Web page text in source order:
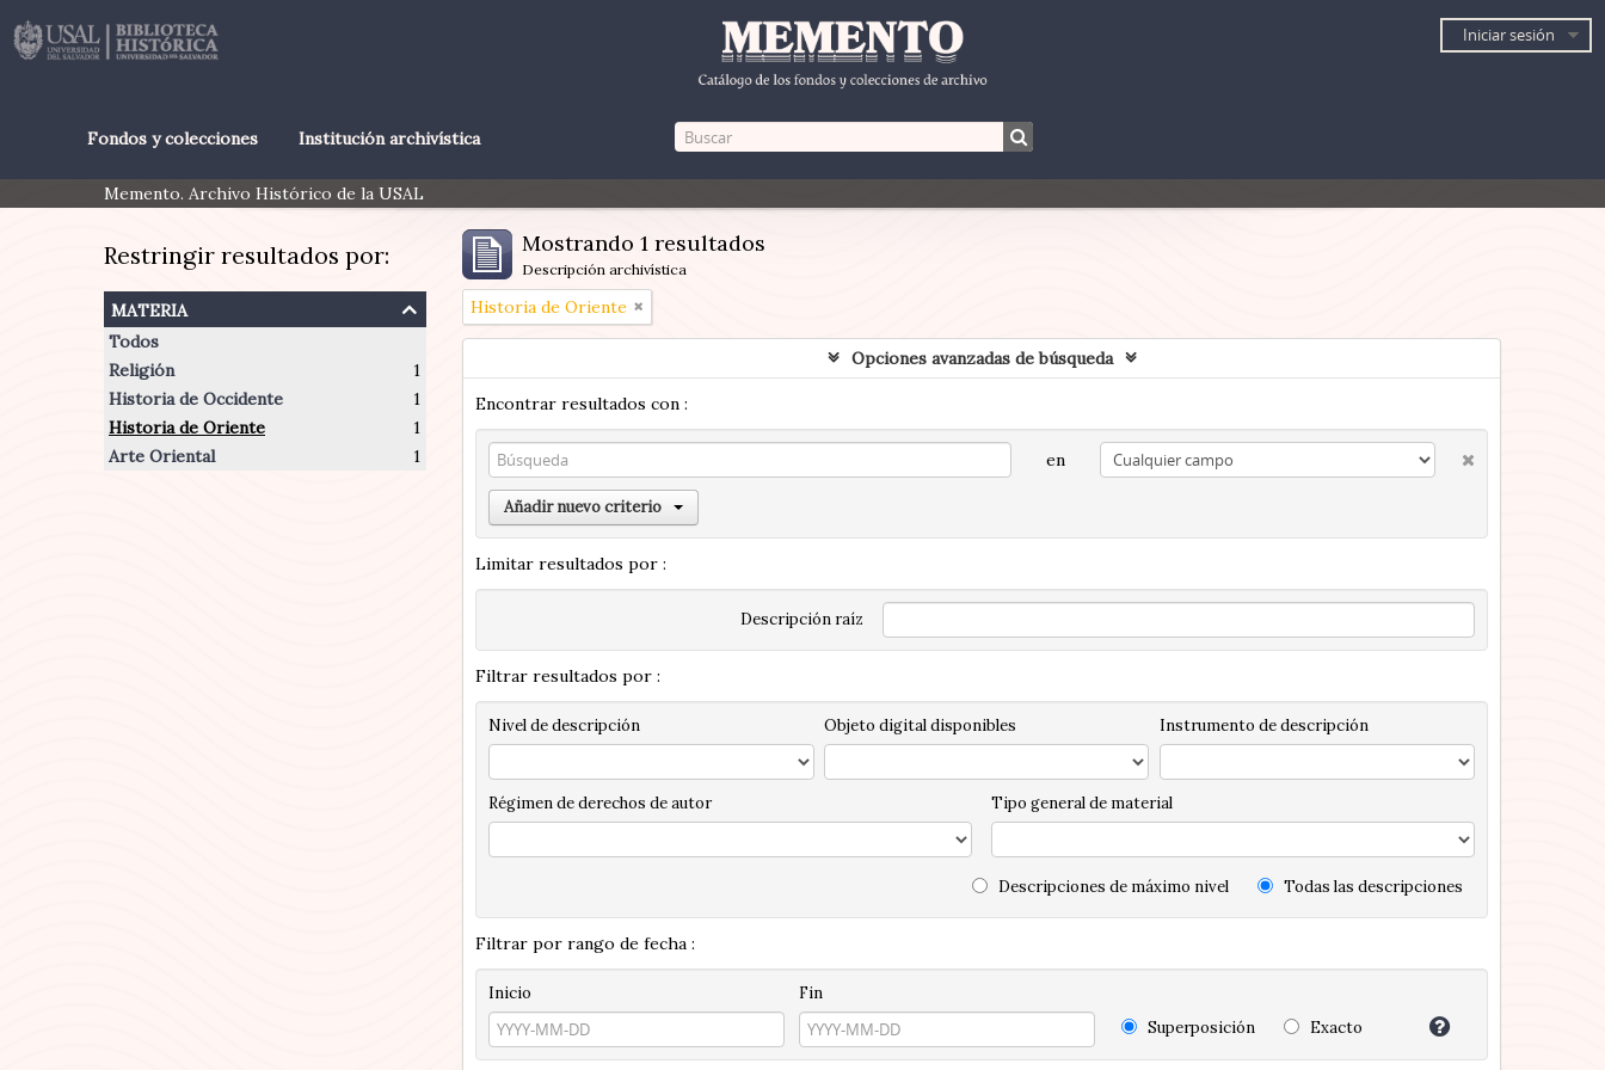
Iniciar sesión
Fondos y colecciones Institución archivística
Memento. Archivo Histórico de la USAL
Restringir resultados por:
materia
Todos
Religión
1
Historia de Occidente
1
Historia de Oriente
1
Arte Oriental
1
Mostrando 1 resultados
Descripción archivística
Historia de Oriente
Opciones avanzadas de búsqueda
Encontrar resultados con :
en
Añadir nuevo criterio
Limitar resultados por :
Descripción raíz
Filtrar resultados por :
Nivel de descripción Objeto digital disponibles Instrumento de descripción
Régimen de derechos de autor Tipo general de material
Descripciones de máximo nivel Todas las descripciones
Filtrar por rango de fecha :
Inicio
Fin
Superposición
Exacto